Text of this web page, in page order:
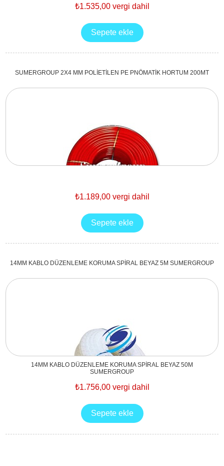
₺1.535,00 vergi dahil
SUMERGROUP 2X4 MM POLİETİLEN PE PNÖMATİK HORTUM 200MT
₺1.189,00 vergi dahil
14MM KABLO DÜZENLEME KORUMA SPİRAL BEYAZ 5M SUMERGROUP
14MM KABLO DÜZENLEME KORUMA SPİRAL BEYAZ 50M
SUMERGROUP
₺1.756,00 vergi dahil